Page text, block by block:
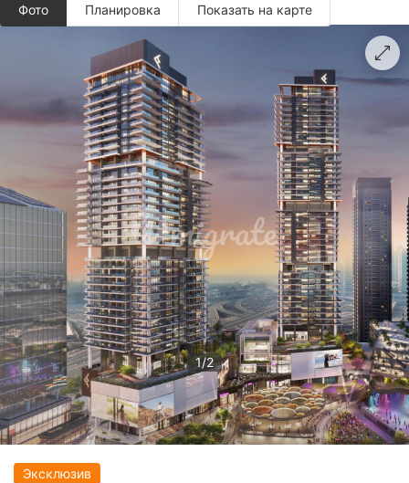
Фото
1/2
Планировкa Показать на карте
Эксклюзив